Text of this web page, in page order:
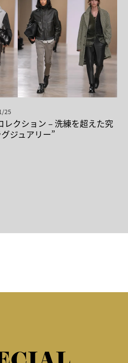
25
レクション – 洗練を超えた究
ジュアリー”